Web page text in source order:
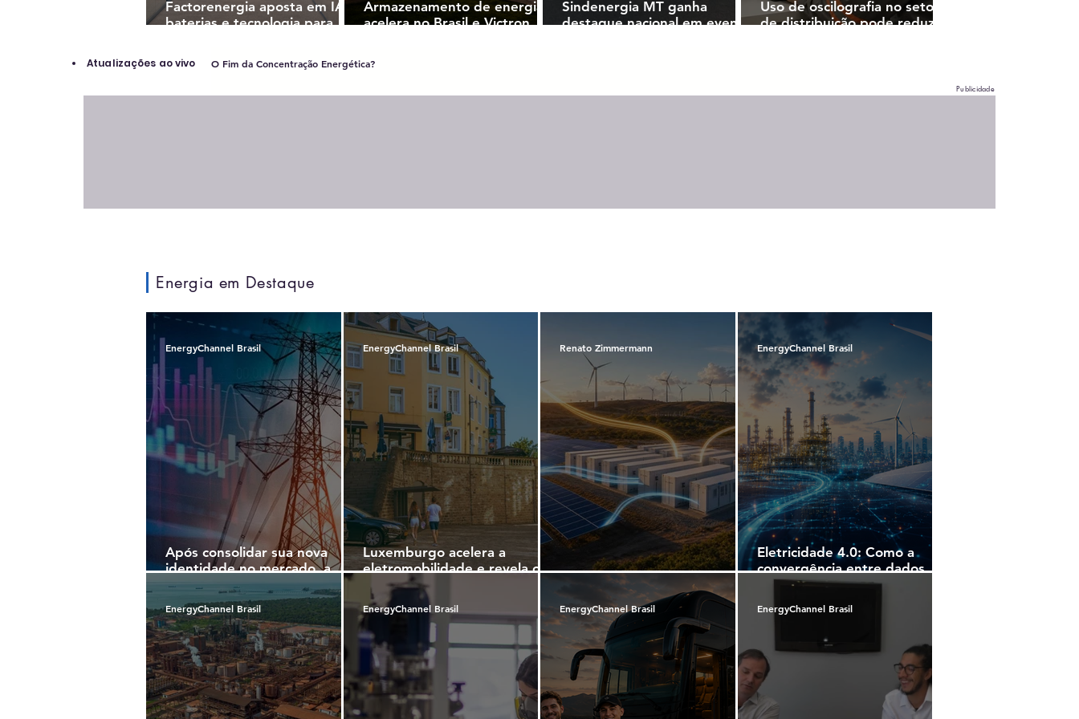
Factorenergia aposta em IA,
baterias e tecnologia para
no Brasil
Armazenamento de energia
acelera no Brasil e Victron
fase do mercado
Sindenergia MT ganha
destaque nacional em evento
Uso de oscilografia no setor
de distribuição pode reduzir
Publicidade
Atualizações ao vivo O Fim da Concentração Energética?
Energia em Destaque
Após consolidar sua nova
identidade no mercado, a
CEO da VIORA Energia
detalha os próximos passos
da empresa e a estratégia
que coloca a experiência do
cliente no centro do
crescimento
EnergyChannel Brasil
Luxemburgo acelera a
eletromobilidade e revela o
futuro dos eletropostos
inteligentes
EnergyChannel Brasil
A Energia do Futuro
Renato Zimmermann
Eletricidade 4.0: Como a
convergência entre dados,
energia e automação está
América Latina
EnergyChannel Brasil
EnergyChannel Brasil EnergyChannel Brasil EnergyChannel Brasil EnergyChannel Brasil